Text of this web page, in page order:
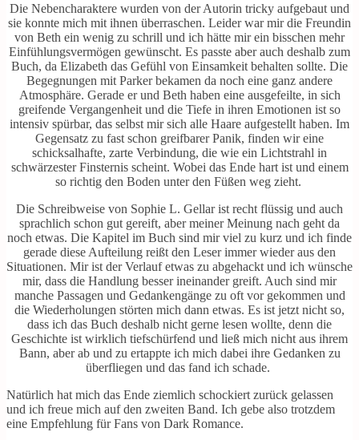
Die Nebencharaktere wurden von der Autorin tricky aufgebaut und
sie konnte mich mit ihnen überraschen. Leider war mir die Freundin
von Beth ein wenig zu schrill und ich hätte mir ein bisschen mehr
Einfühlungsvermögen gewünscht. Es passte aber auch deshalb zum
Buch, da Elizabeth das Gefühl von Einsamkeit behalten sollte. Die
Begegnungen mit Parker bekamen da noch eine ganz andere
Atmosphäre. Gerade er und Beth haben eine ausgefeilte, in sich
greifende Vergangenheit und die Tiefe in ihren Emotionen ist so
intensiv spürbar, das selbst mir sich alle Haare aufgestellt haben. Im
Gegensatz zu fast schon greifbarer Panik, finden wir eine
schicksalhafte, zarte Verbindung, die wie ein Lichtstrahl in
schwärzester Finsternis scheint. Wobei das Ende hart ist und einem
so richtig den Boden unter den Füßen weg zieht.
Die Schreibweise von Sophie L. Gellar ist recht flüssig und auch
sprachlich schon gut gereift, aber meiner Meinung nach geht da
noch etwas. Die Kapitel im Buch sind mir viel zu kurz und ich finde
gerade diese Aufteilung reißt den Leser immer wieder aus den
Situationen. Mir ist der Verlauf etwas zu abgehackt und ich wünsche
mir, dass die Handlung besser ineinander greift. Auch sind mir
manche Passagen und Gedankengänge zu oft vor gekommen und
die Wiederholungen störten mich dann etwas. Es ist jetzt nicht so,
dass ich das Buch deshalb nicht gerne lesen wollte, denn die
Geschichte ist wirklich tiefschürfend und ließ mich nicht aus ihrem
Bann, aber ab und zu ertappte ich mich dabei ihre Gedanken zu
überfliegen und das fand ich schade.
Natürlich hat mich das Ende ziemlich schockiert zurück gelassen
und ich freue mich auf den zweiten Band. Ich gebe also trotzdem
eine Empfehlung für Fans von Dark Romance.